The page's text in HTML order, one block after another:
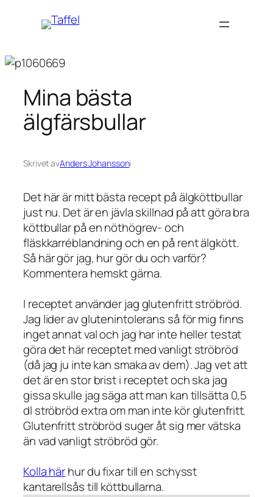
Mina bästa
älgfärsbullar
Skrivet avAnders Johanssoni
Det här är mitt bästa recept på älgköttbullar
just nu. Det är en jävla skillnad på att göra bra
köttbullar på en nöthögrev- och
fläskkarréblandning och en på rent älgkött.
Så här gör jag, hur gör du och varför?
Kommentera hemskt gärna.
I receptet använder jag glutenfritt ströbröd.
Jag lider av glutenintolerans så för mig finns
inget annat val och jag har inte heller testat
göra det här receptet med vanligt ströbröd
(då jag ju inte kan smaka av dem). Jag vet att
det är en stor brist i receptet och ska jag
gissa skulle jag säga att man kan tillsätta 0,5
dl ströbröd extra om man inte kör glutenfritt.
Glutenfritt ströbröd suger åt sig mer vätska
än vad vanligt ströbröd gör.
Kolla härhur du fixar till en schysst
kantarellsås till köttbullarna.